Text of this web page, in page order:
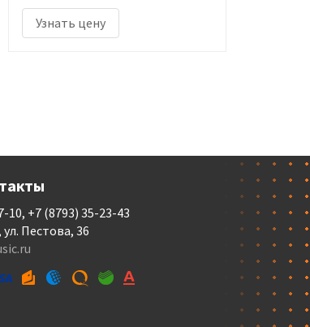
Узнать цену
10, +7 (8793) 35-23-43
ул. Пестова, 36